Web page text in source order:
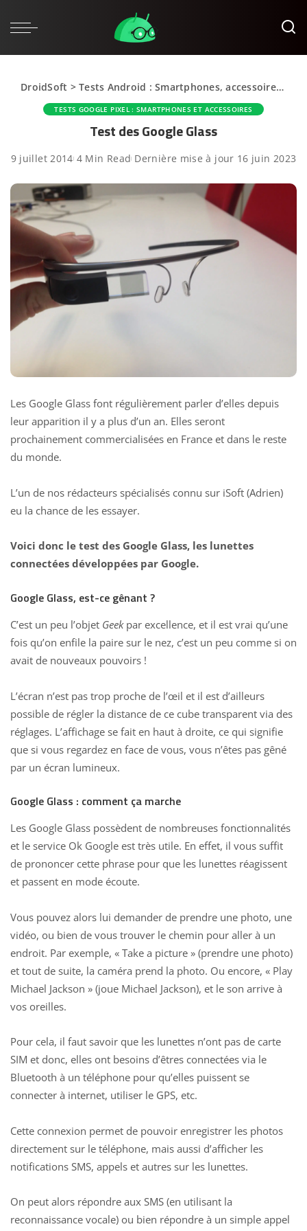
DroidSoft >Tests Android : Smartphones, accessoires et applications
TESTS GOOGLE PIXEL : SMARTPHONES ET ACCESSOIRES
Test des Google Glass
9 juillet 2014 4 Min Read Dernière mise à jour 16 juin 2023
Les Google Glass font régulièrement parler d’elles depuis
leur apparition il y a plus d’un an. Elles seront
prochainement commercialisées en France et dans le reste
du monde.
L’un de nos rédacteurs spécialisés connu sur iSoft (Adrien)
eu la chance de les essayer.
Voici donc le test des Google Glass, les lunettes
connectées développées par Google.
Google Glass, est-ce gênant ?
C’est un peu l’objet Geekpar excellence, et il est vrai qu’une
fois qu’on enfile la paire sur le nez, c’est un peu comme si on
avait de nouveaux pouvoirs !
L’écran n’est pas trop proche de l’œil et il est d’ailleurs
possible de régler la distance de ce cube transparent via des
réglages. L’affichage se fait en haut à droite, ce qui signifie
que si vous regardez en face de vous, vous n’êtes pas gêné
par un écran lumineux.
Google Glass : comment ça marche
Les Google Glass possèdent de nombreuses fonctionnalités
et le service Ok Google est très utile. En effet, il vous suffit
de prononcer cette phrase pour que les lunettes réagissent
et passent en mode écoute.
Vous pouvez alors lui demander de prendre une photo, une
vidéo, ou bien de vous trouver le chemin pour aller à un
endroit. Par exemple, « Take a picture » (prendre une photo)
et tout de suite, la caméra prend la photo. Ou encore, « Play
Michael Jackson » (joue Michael Jackson), et le son arrive à
vos oreilles.
Pour cela, il faut savoir que les lunettes n’ont pas de carte
SIM et donc, elles ont besoins d’êtres connectées via le
Bluetooth à un téléphone pour qu’elles puissent se
connecter à internet, utiliser le GPS, etc.
Cette connexion permet de pouvoir enregistrer les photos
directement sur le téléphone, mais aussi d’afficher les
notifications SMS, appels et autres sur les lunettes.
On peut alors répondre aux SMS (en utilisant la
reconnaissance vocale) ou bien répondre à un simple appel